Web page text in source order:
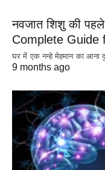
नवजात शिशु की
Complete Guide
घर में एक नन्हे मेहमान का आना
9 months ago